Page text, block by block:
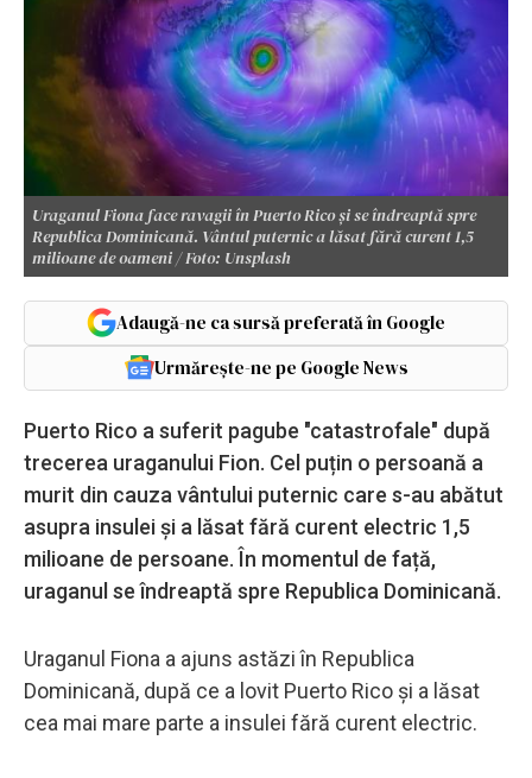
Uraganul Fiona face ravagii în Puerto Rico și se îndreaptă spre
Republica Dominicană. Vântul puternic a lăsat fără curent 1,5
milioane de oameni / Foto: Unsplash
Adaugă-ne ca sursă preferată în Google
Urmărește-ne pe Google News
Puerto Rico a suferit pagube "catastrofale" după
trecerea uraganului Fion. Cel puțin o persoană a
murit din cauza vântului puternic care s-au abătut
asupra insulei și a lăsat fără curent electric 1,5
milioane de persoane. În momentul de față,
uraganul se îndreaptă spre Republica Dominicană.
Uraganul Fiona a ajuns astăzi în Republica
Dominicană, după ce a lovit Puerto Rico și a lăsat
cea mai mare parte a insulei fără curent electric.